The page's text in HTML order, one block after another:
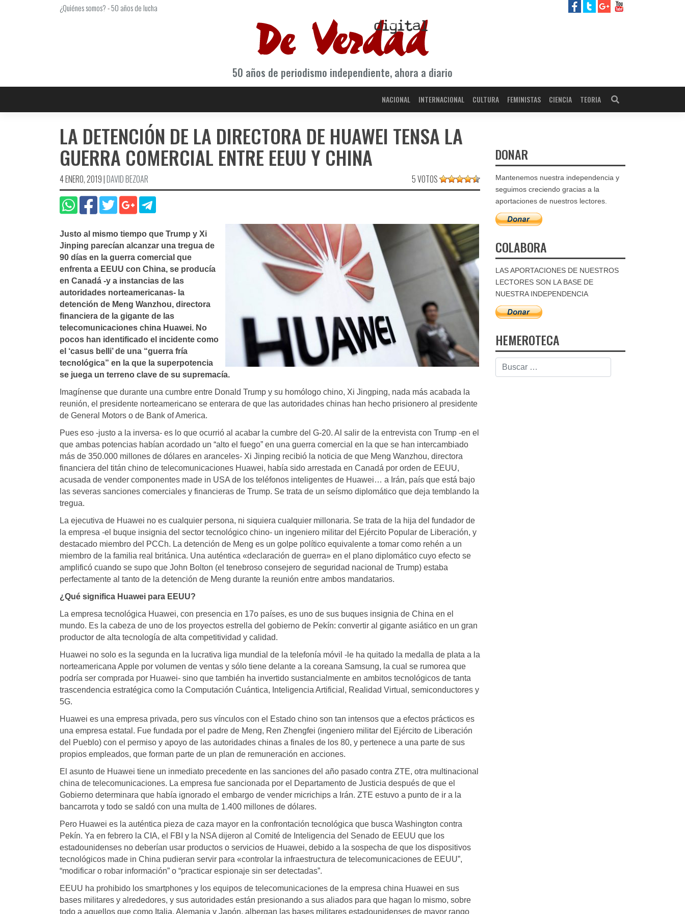
¿Quiénes somos?-50 años de lucha
50 años de periodismo independiente, ahora a diario
NACIONAL INTERNACIONAL CULTURA FEMINISTAS CIENCIA TEORIA
LA DETENCIÓN DE LA DIRECTORA DE HUAWEI TENSA LA
GUERRA COMERCIAL ENTRE EEUU Y CHINA
4 ENERO, 2019|DAVID BEZOAR 5 VOTOS
Justo al mismo tiempo que Trump y Xi
Jinping parecían alcanzar una tregua de
90 días en la guerra comercial que
enfrenta a EEUU con China, se producía
en Canadá -y a instancias de las
autoridades norteamericanas- la
detención de Meng Wanzhou, directora
financiera de la gigante de las
telecomunicaciones china Huawei. No
pocos han identificado el incidente como
el ‘casus belli’ de una “guerra fría
tecnológica” en la que la superpotencia
se juega un terreno clave de su supremacía.
Imagínense que durante una cumbre entre Donald Trump y su homólogo chino, Xi Jingping, nada más acabada la
reunión, el presidente norteamericano se enterara de que las autoridades chinas han hecho prisionero al presidente
de General Motors o de Bank of America.
Pues eso -justo a la inversa- es lo que ocurrió al acabar la cumbre del G-20. Al salir de la entrevista con Trump -en el
que ambas potencias habían acordado un “alto el fuego” en una guerra comercial en la que se han intercambiado
más de 350.000 millones de dólares en aranceles- Xi Jinping recibió la noticia de que Meng Wanzhou, directora
financiera del titán chino de telecomunicaciones Huawei, había sido arrestada en Canadá por orden de EEUU,
acusada de vender componentes made in USA de los teléfonos inteligentes de Huawei… a Irán, país que está bajo
las severas sanciones comerciales y financieras de Trump. Se trata de un seísmo diplomático que deja temblando la
tregua.
La ejecutiva de Huawei no es cualquier persona, ni siquiera cualquier millonaria. Se trata de la hija del fundador de
la empresa -el buque insignia del sector tecnológico chino- un ingeniero militar del Ejército Popular de Liberación, y
destacado miembro del PCCh. La detención de Meng es un golpe político equivalente a tomar como rehén a un
miembro de la familia real británica. Una auténtica «declaración de guerra» en el plano diplomático cuyo efecto se
amplificó cuando se supo que John Bolton (el tenebroso consejero de seguridad nacional de Trump) estaba
perfectamente al tanto de la detención de Meng durante la reunión entre ambos mandatarios.
¿Qué significa Huawei para EEUU?
La empresa tecnológica Huawei, con presencia en 17o países, es uno de sus buques insignia de China en el
mundo. Es la cabeza de uno de los proyectos estrella del gobierno de Pekín: convertir al gigante asiático en un gran
productor de alta tecnología de alta competitividad y calidad.
Huawei no solo es la segunda en la lucrativa liga mundial de la telefonía móvil -le ha quitado la medalla de plata a la
norteamericana Apple por volumen de ventas y sólo tiene delante a la coreana Samsung, la cual se rumorea que
podría ser comprada por Huawei- sino que también ha invertido sustancialmente en ambitos tecnológicos de tanta
trascendencia estratégica como la Computación Cuántica, Inteligencia Artificial, Realidad Virtual, semiconductores y
5G.
Huawei es una empresa privada, pero sus vínculos con el Estado chino son tan intensos que a efectos prácticos es
una empresa estatal. Fue fundada por el padre de Meng, Ren Zhengfei (ingeniero militar del Ejército de Liberación
del Pueblo) con el permiso y apoyo de las autoridades chinas a finales de los 80, y pertenece a una parte de sus
propios empleados, que forman parte de un plan de remuneración en acciones.
El asunto de Huawei tiene un inmediato precedente en las sanciones del año pasado contra ZTE, otra multinacional
china de telecomunicaciones. La empresa fue sancionada por el Departamento de Justicia después de que el
Gobierno determinara que había ignorado el embargo de vender micrichips a Irán. ZTE estuvo a punto de ir a la
bancarrota y todo se saldó con una multa de 1.400 millones de dólares.
Pero Huawei es la auténtica pieza de caza mayor en la confrontación tecnológica que busca Washington contra
Pekín. Ya en febrero la CIA, el FBI y la NSA dijeron al Comité de Inteligencia del Senado de EEUU que los
estadounidenses no deberían usar productos o servicios de Huawei, debido a la sospecha de que los dispositivos
tecnológicos made in China pudieran servir para «controlar la infraestructura de telecomunicaciones de EEUU”,
“modificar o robar información” o “practicar espionaje sin ser detectadas”.
EEUU ha prohibido los smartphones y los equipos de telecomunicaciones de la empresa china Huawei en sus
bases militares y alrededores, y sus autoridades están presionando a sus aliados para que hagan lo mismo, sobre
todo a aquellos que como Italia, Alemania y Japón, albergan las bases militares estadounidenses de mayor rango
DONAR
Mantenemos nuestra independencia y
seguimos creciendo gracias a la
aportaciones de nuestros lectores.
COLABORA
LAS APORTACIONES DE NUESTROS
LECTORES SON LA BASE DE
NUESTRA INDEPENDENCIA
HEMEROTECA